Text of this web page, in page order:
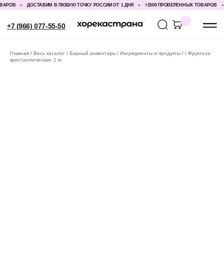
ДОСТАВИМ В ЛЮБУЮ ТОЧКУ РОССИИ ОТ 1 ДНЯ >1500 ПРОВЕРЕННЫХ ТОВАРОВ
Главная Весь каталог Барный инвентарь Ингредиенты и продукты
Фруктоза
кристаллическая, 1 кг